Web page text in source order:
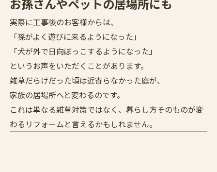
実際に工事後のお客様からは、
「孫がよく遊びに来るようになった」
「犬が外で日向ぼっこするようになった」
というお声をいただくことがあります。
雑草だらけだった頃は近寄らなかった庭が、
家族の居場所へと変わるのです。
これは単なる雑草対策ではなく、暮らし方そのものが変
わるリフォームと言えるかもしれません。